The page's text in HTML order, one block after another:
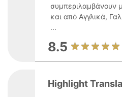
συμπεριλαμβάνουν
και από Αγγλικά,
...
8.5
Highlight